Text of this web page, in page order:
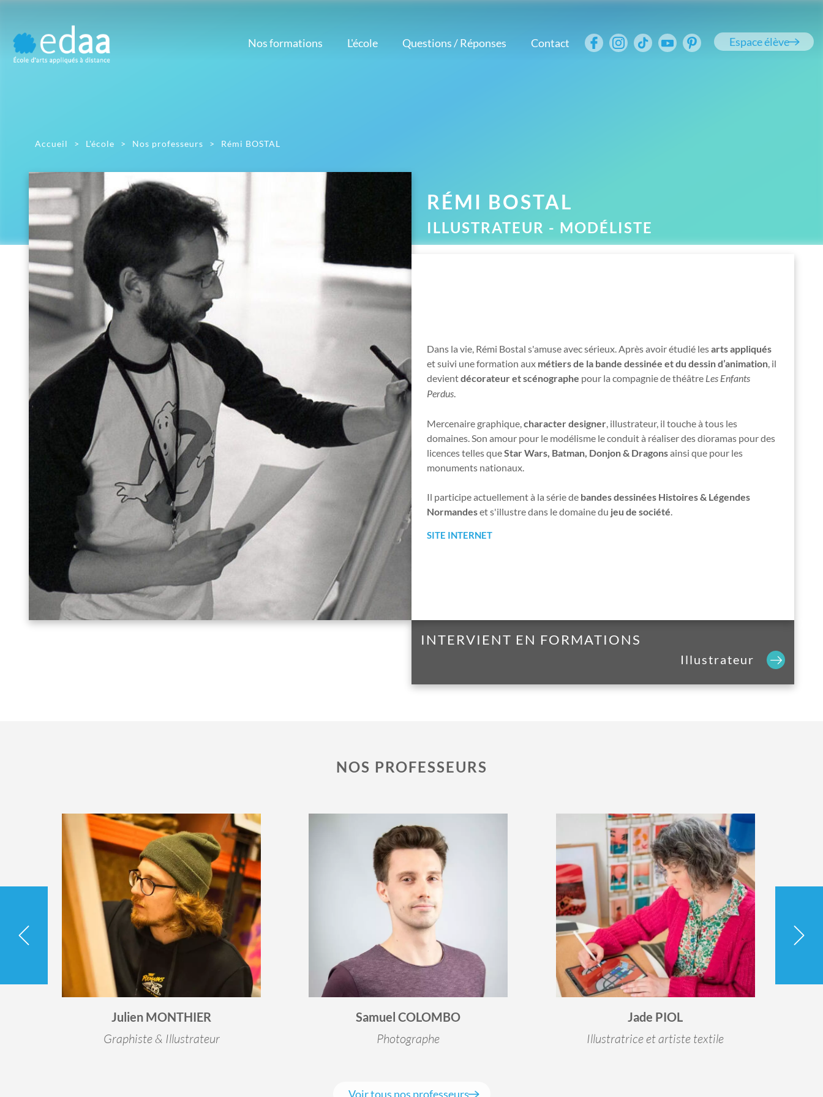
Nos formations
Graphiste
Monteur Vidéo
L'école Questions / Réponses Contact Espace élève
Accueil > L'école > Nos professeurs > Rémi BOSTAL
RÉMI BOSTAL
ILLUSTRATEUR - MODÉLISTE
Dans la vie, Rémi Bostal s'amuse avec sérieux. Après avoir étudié lesarts appliqués
et suivi une formation aux métiers de la bande dessinée et du dessin d’animation, il
devientdécorateur et scénographe pour la compagnie de théâtreLes Enfants
Perdus.
Mercenaire graphique,character designer, illustrateur, il touche à tous les
domaines. Son amour pour le modélisme le conduit à réaliser des dioramas pour des
licences telles queStar Wars, Batman, Donjon & Dragonsainsi que pour les
monuments nationaux.
​Il participe actuellement à la série de bandes dessinées Histoires & Légendes
Normandeset s'illustre dans le domaine du jeu de société.
SITE INTERNET
INTERVIENT EN FORMATIONS
Illustrateur
NOS PROFESSEURS
Julien MONTHIER
Graphiste & Illustrateur
Samuel COLOMBO
Photographe
Jade PIOL
Illustratrice et artiste textile
Voir tous nos professeurs